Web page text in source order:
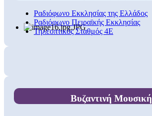
Ραδιόφωνο Εκκλησίας της Ελλάδος
Ραδιόφωνο Πειραϊκής Εκκλησίας
Τηλεοπτικός Σταθμός 4Ε
Βυζαντινή Μουσική